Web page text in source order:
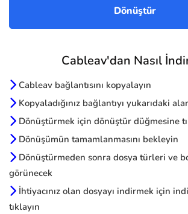
Cableav'dan Nasıl
Cableav bağlantısını kopyalayın
Kopyaladığınız bağlantıyı yukarıdaki
Dönüştürmek için dönüştür düğmesine
Dönüşümün tamamlanmasını bekleyin
Dönüştürmeden sonra dosya türleri ve
görünecek
İhtiyacınız olan dosyayı indirmek için
tıklayın